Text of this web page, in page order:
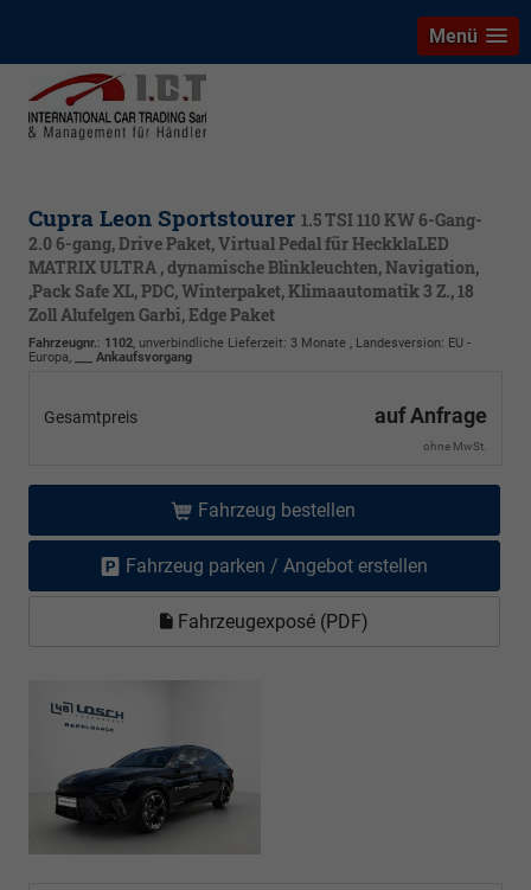
Menü
Cupra Leon Sportstourer 1.5 TSI 110 KW 6-Gang-
2.0 6-gang, Drive Paket, Virtual Pedal für HeckklaLED
MATRIX ULTRA , dynamische Blinkleuchten, Navigation,
,Pack Safe XL, PDC, Winterpaket, Klimaautomatik 3 Z., 18
Zoll Alufelgen Garbi, Edge Paket
Fahrzeugnr.: 1102, unverbindliche Lieferzeit: 3 Monate , Landesversion: EU -
Europa,
___ Ankaufsvorgang
Gesamtpreis auf Anfrage
ohne MwSt.
Fahrzeug bestellen
Fahrzeug parken / Angebot erstellen
Fahrzeugexposé (PDF)